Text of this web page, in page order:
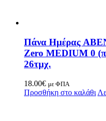
Πάνα Ημέρας
Zero MEDIUM 0
26τμχ.
18.00€ με ΦΠΑ
Προσθήκη στο καλάθι